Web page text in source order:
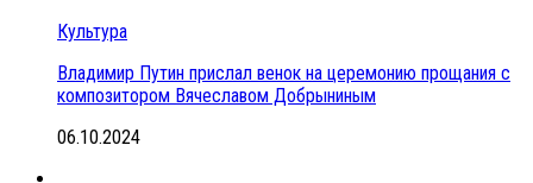
Культура
Владимир Путин прислал венок на церемонию прощания с
композитором Вячеславом Добрыниным
06.10.2024